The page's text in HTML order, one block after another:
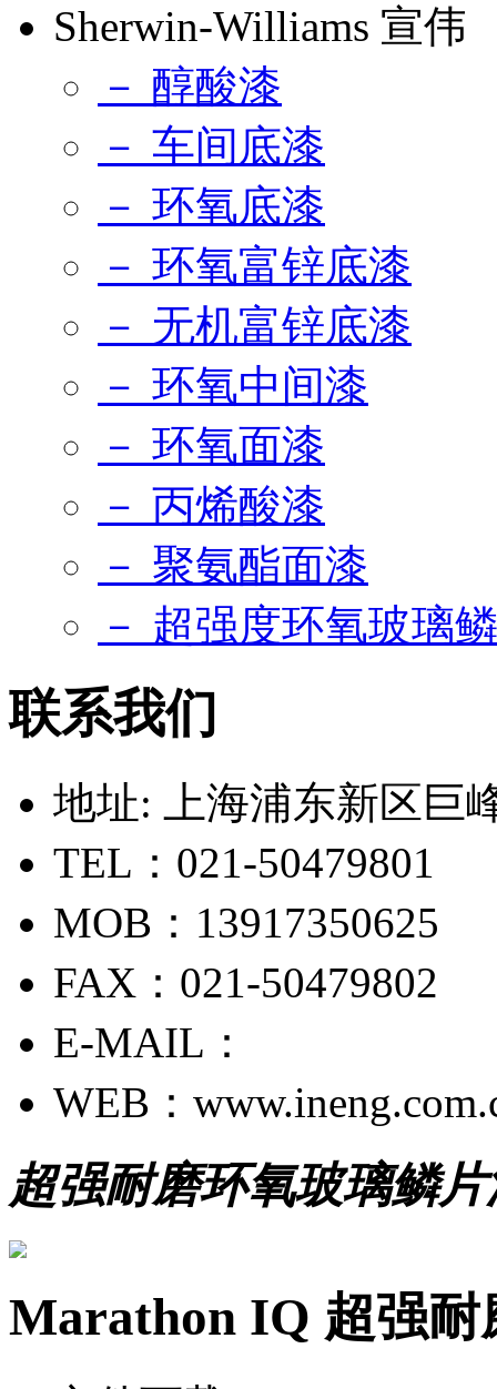
Sherwin-Williams 宣伟
－ 醇酸漆
－ 车间底漆
－ 环氧底漆
－ 环氧富锌底漆
－ 无机富锌底漆
－ 环氧中间漆
－ 环氧面漆
－ 丙烯酸漆
－ 聚氨酯面漆
－ 超强度环氧玻璃
联系我们
地址: 上海浦东新区巨
TEL：021-50479801
MOB：13917350625
FAX：021-50479802
E-MAIL：
WEB：
超强耐磨环氧玻璃鳞片
Marathon IQ 超强耐